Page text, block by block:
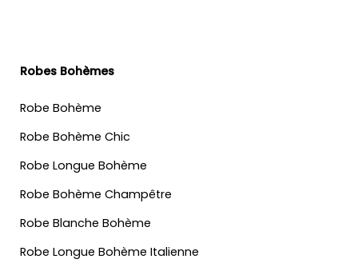
Robes Bohèmes
Robe Bohème
Robe Bohème Chic
Robe Longue Bohème
Robe Bohème Champêtre
Robe Blanche Bohème
Robe Longue Bohème Italienne